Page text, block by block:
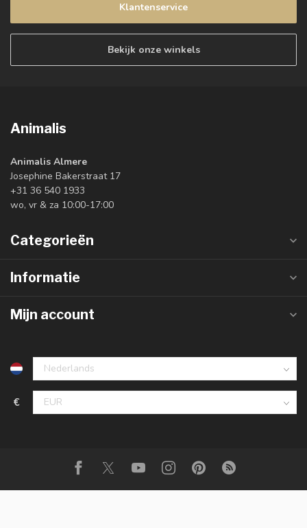
Klantenservice
Bekijk onze winkels
Animalis
Animalis Almere
Josephine Bakerstraat 17
+31 36 540 1933
wo, vr & za 10:00-17:00
Categorieën
Informatie
Mijn account
€